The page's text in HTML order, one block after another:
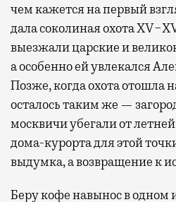
чем кажется на первый
дала соколиная охота
выезжали царские и
а особенно ей увлекался
Позже, когда охота отошла
осталось таким же —
москвичи убегали от
дома-курорта для этой
выдумка, а возвращение к
Беру кофе навынос в одном